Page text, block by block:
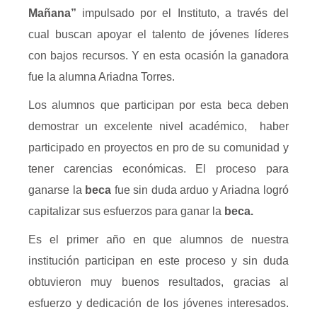
Mañana” impulsado por el Instituto, a través del
cual buscan apoyar el talento de jóvenes líderes
con bajos recursos. Y en esta ocasión la ganadora
fue la alumna Ariadna Torres.
Los alumnos que participan por esta beca deben
demostrar un excelente nivel académico, haber
participado en proyectos en pro de su comunidad y
tener carencias económicas. El proceso para
ganarse la beca fue sin duda arduo y Ariadna logró
capitalizar sus esfuerzos para ganar la beca.
Es el primer año en que alumnos de nuestra
institución participan en este proceso y sin duda
obtuvieron muy buenos resultados, gracias al
esfuerzo y dedicación de los jóvenes interesados.